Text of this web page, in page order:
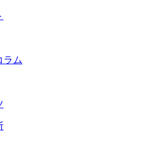
ラム